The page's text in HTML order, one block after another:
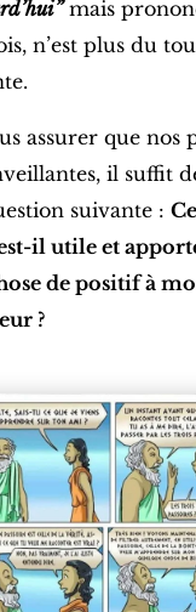
mais
n’est plus du
assurer que nos
il suffit
suivante :
il utile et
de positif à
?